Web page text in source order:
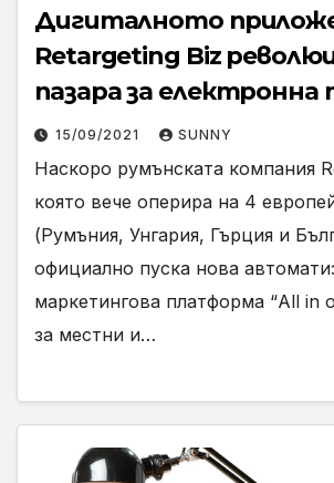
Дигиталното
Retargeting Biz
пазара за електронна
15/09/2021 SUNNY
Наскоро румънската компания
която вече оперира на 4
(Румъния, Унгария, Гърция и
официално пуска нова
маркетингова платформа “All in
за местни и…